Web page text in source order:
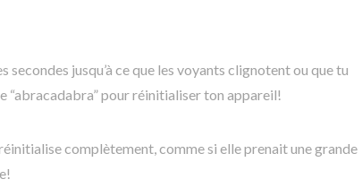
secondes jusqu’à ce que les voyants clignotent ou que tu
“abracadabra” pour réinitialiser ton appareil!
complètement, comme si elle prenait une grande